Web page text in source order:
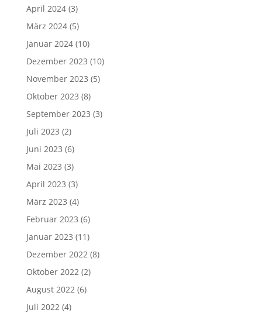
April 2024(3)
März 2024(5)
Januar 2024(10)
Dezember 2023 (10)
November 2023 (5)
Oktober 2023 (8)
September 2023 (3)
Juli 2023 (2)
Juni 2023 (6)
Mai 2023 (3)
April 2023 (3)
März 2023 (4)
Februar 2023 (6)
Januar 2023 (11)
Dezember 2022(8)
Oktober 2022(2)
August 2022(6)
Juli 2022(4)